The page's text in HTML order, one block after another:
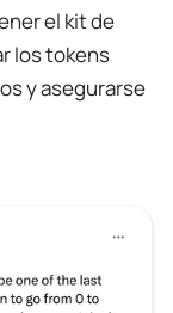
el kit de
los tokens
y asegurarse